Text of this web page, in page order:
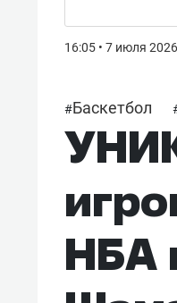
16:05 • 7 июля 2026
#Баскетбол
НБА